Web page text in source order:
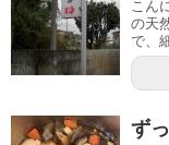
こん
の天
で、
ず